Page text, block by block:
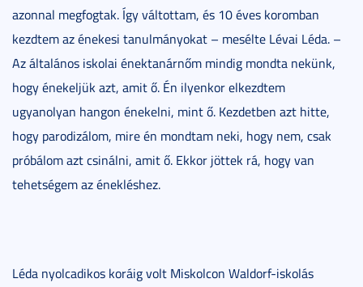
azonnal megfogtak. Így váltottam, és 10 éves koromban
kezdtem az énekesi tanulmányokat – mesélte Lévai Léda. –
Az általános iskolai énektanárnőm mindig mondta nekünk,
hogy énekeljük azt, amit ő. Én ilyenkor elkezdtem
ugyanolyan hangon énekelni, mint ő. Kezdetben azt hitte,
hogy parodizálom, mire én mondtam neki, hogy nem, csak
próbálom azt csinálni, amit ő. Ekkor jöttek rá, hogy van
tehetségem az énekléshez.
Léda nyolcadikos koráig volt Miskolcon Waldorf-iskolás